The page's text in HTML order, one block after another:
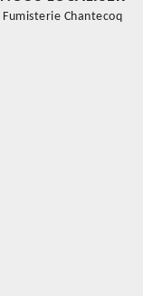
Fumisterie Chantecoq